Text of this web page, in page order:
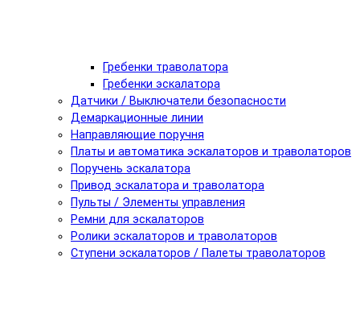
Гребенки траволатора
Гребенки эскалатора
Датчики / Выключатели безопасности
Демаркационные линии
Направляющие поручня
Платы и автоматика эскалаторов и траволаторов
Поручень эскалатора
Привод эскалатора и траволатора
Пульты / Элементы управления
Ремни для эскалаторов
Ролики эскалаторов и траволаторов
Ступени эскалаторов / Палеты траволаторов